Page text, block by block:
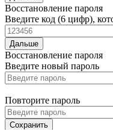
Восстановление пароля
Введите код (6 цифр),
Дальше
Восстановление пароля
Введите новый пароль
Повторите пароль
Сохранить